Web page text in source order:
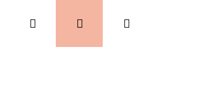
VIANOCE Kontakty
Hľadať PrihlásenieNákupný